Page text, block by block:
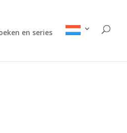
en series